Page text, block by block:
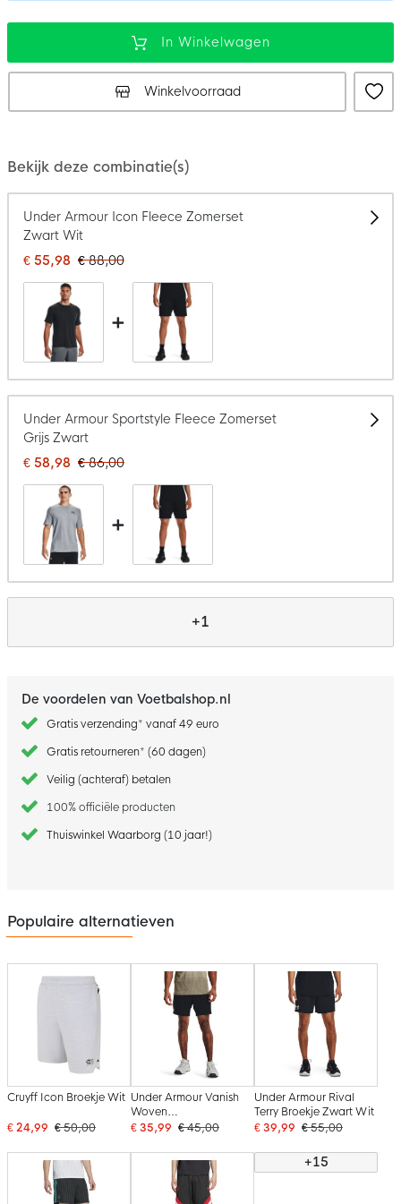
In Winkelwagen
Winkelvoorraad
Bekijk deze combinatie(s)
Under Armour Icon Fleece Zomerset
Zwart Wit
€ 55,98 € 88,00
+
Under Armour Sportstyle Fleece Zomerset
Grijs Zwart
€ 58,98 € 86,00
+
+1
De voordelen van Voetbalshop.nl
Gratis verzending* vanaf 49 euro
Gratis retourneren* (60 dagen)
Veilig (achteraf) betalen
100% officiële producten
Thuiswinkel Waarborg (10 jaar!)
Populaire alternatieven
Cruyff Icon Broekje Wit
€ 24,99 € 50,00
Under Armour Vanish
Woven
Trainingsbroekje Zwart
€ 35,99 € 45,00
Under Armour Rival
Terry Broekje Zwart Wit
€ 39,99 € 55,00
+15